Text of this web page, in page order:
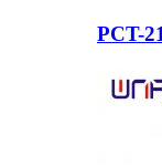
PCT-